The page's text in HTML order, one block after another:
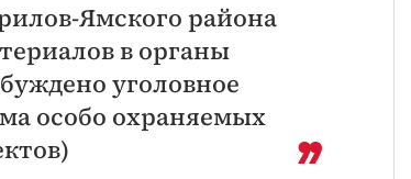
Ямского района
в органы
уголовное
особо охраняемых